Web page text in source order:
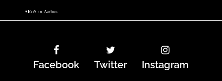
ARoS in Aarhus
Facebook Twitter Instagram